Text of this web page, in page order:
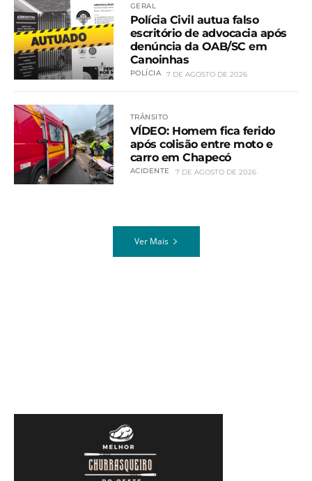
GERAL
Polícia Civil autua falso
escritório de advocacia após
denúncia da OAB/SC em
Canoinhas
POLÍCIA 7 DE AGOSTO DE 2026
TRÂNSITO
VÍDEO: Homem fica ferido
após colisão entre moto e
carro em Chapecó
ACIDENTE 7 DE AGOSTO DE 2026
Ver Mais